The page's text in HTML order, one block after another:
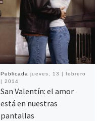
Publicada jueves, 13 | febrero
| 2014
San Valentín: el amor
está en nuestras
pantallas